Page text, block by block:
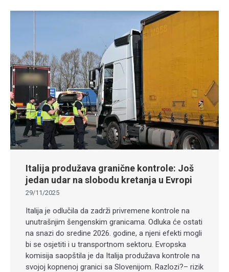
Italija produžava granične kontrole: Još
jedan udar na slobodu kretanja u Evropi
29/11/2025
Italija je odlučila da zadrži privremene kontrole na
unutrašnjim šengenskim granicama. Odluka će ostati
na snazi do sredine 2026. godine, a njeni efekti mogli
bi se osjetiti i u transportnom sektoru. Evropska
komisija saopštila je da Italija produžava kontrole na
svojoj kopnenoj granici sa Slovenijom. Razlozi?– rizik